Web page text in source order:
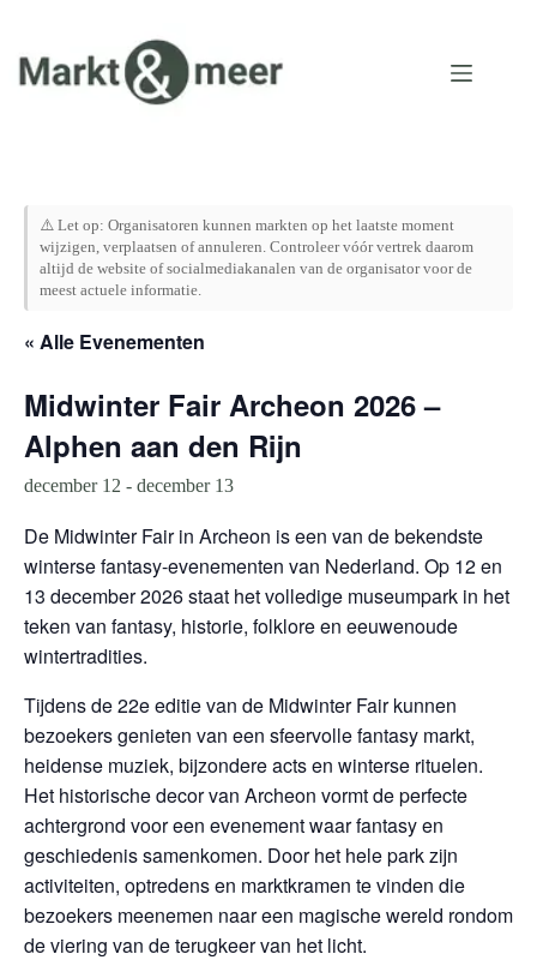
inhoud
⚠️ Let op: Organisatoren kunnen markten op het laatste moment
wijzigen, verplaatsen of annuleren. Controleer vóór vertrek daarom
altijd de website of socialmediakanalen van de organisator voor de
meest actuele informatie.
« Alle Evenementen
Midwinter Fair Archeon 2026 –
Alphen aan den Rijn
december 12 - december 13
De Midwinter Fair in Archeon is een van de bekendste
winterse fantasy-evenementen van Nederland. Op 12 en
13 december 2026 staat het volledige museumpark in het
teken van fantasy, historie, folklore en eeuwenoude
wintertradities.
Tijdens de 22e editie van de Midwinter Fair kunnen
bezoekers genieten van een sfeervolle fantasy markt,
heidense muziek, bijzondere acts en winterse rituelen.
Het historische decor van Archeon vormt de perfecte
achtergrond voor een evenement waar fantasy en
geschiedenis samenkomen. Door het hele park zijn
activiteiten, optredens en marktkramen te vinden die
bezoekers meenemen naar een magische wereld rondom
de viering van de terugkeer van het licht.